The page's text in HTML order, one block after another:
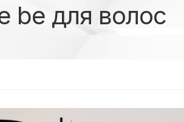
be для волос